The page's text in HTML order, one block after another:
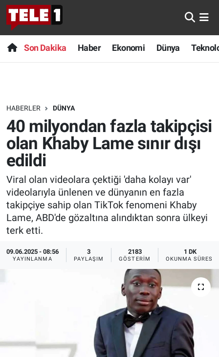
Son Dakika Haber Ekonomi Dünya
HABERLER DÜNYA
40 milyondan fazla takipçisi
olan Khaby Lame sınır dışı
edildi
Viral olan videolara çektiği 'daha kolayı var'
videolarıyla ünlenen ve dünyanın en fazla
takipçiye sahip olan TikTok fenomeni Khaby
Lame, ABD'de gözaltına alındıktan sonra ülkeyi
terk etti.
09.06.2025 - 08:56
YAYINLANMA
3
PAYLAŞIM
2183
GÖSTERIM
1 DK
OKUNMA SÜRESI
Anında Manşet
Başka Sohbetler
Bilim turu
Bilim ve Teknoloji Evreni
Doğa Konuşuyor
Dünya
Ege Saati
Ege'den Esintiler
Eğitim
Son Dakika
Haber
Dünya
Teknoloji
Sağlık
Spor
Yayın Akışı
İletişim
Nöbetçi Eczaneler
Hava Durumu
Trafik Durumu
Süper Lig Puan Durumu ve Fikstür
Tüm Manşetler
Son Dakika Haberleri
Haber Arşivi